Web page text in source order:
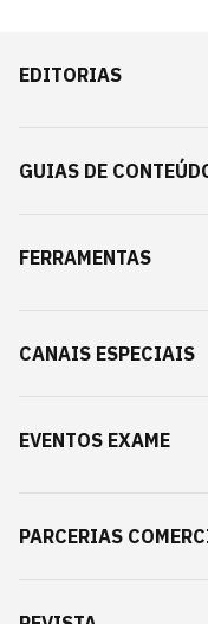
EDITORIAS
GUIAS DE
FERRAMENTAS
CANAIS ESPECIAIS
EVENTOS EXAME
PARCERIAS